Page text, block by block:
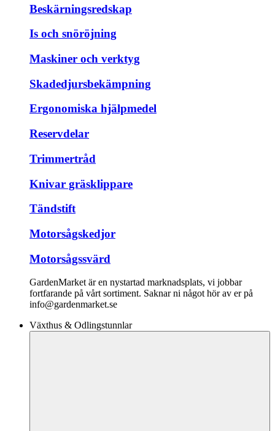
Beskärningsredskap
Is och snöröjning
Maskiner och verktyg
Skadedjursbekämpning
Ergonomiska hjälpmedel
Reservdelar
Trimmertråd
Knivar gräsklippare
Tändstift
Motorsågskedjor
Motorsågssvärd
GardenMarket är en nystartad marknadsplats, vi jobbar
fortfarande på vårt sortiment. Saknar ni något hör av er på
info@gardenmarket.se
Växthus & Odlingstunnlar